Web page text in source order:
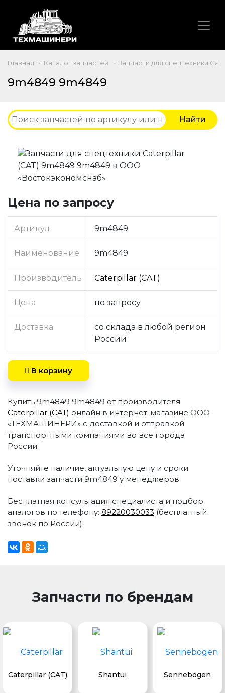
Главная - Каталог запчастей - Запчасти для спецтехники
9m4849 9m4849
Цена по запросу
Артикул 9m4849
Наименование 9m4849
Производитель Caterpillar (CAT)
Цена по запросу
Доставка
со склада в любой регион
России
В корзину
Купить 9m4849 9m4849 от производителя
Caterpillar (CAT) онлайн в интернет-магазине ООО
«ТЕХМАШИНЕРИ» с доставкой и отправкой
транспортными компаниями во все города
России.
Уточняйте наличие, актуальную цену и сроки
поставки запчасти 9m4849 у менеджеров.
Бесплатная консультация специалиста и подбор
аналогов по телефону: 89220030033 (бесплатный
звонок по России).
Запчасти по брендам
Caterpillar (CAT) Shantui Sennebogen